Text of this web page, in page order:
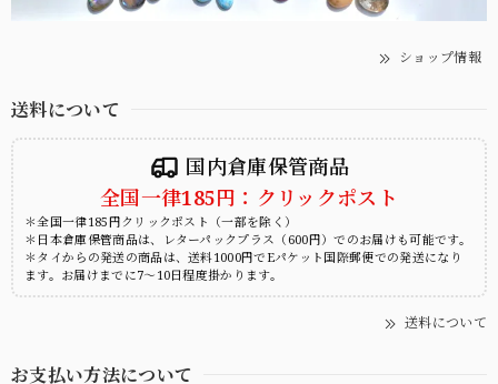
ショップ情報
送料について
国内倉庫保管商品
全国一律185円：クリックポスト
＊全国一律185円クリックポスト（一部を除く）
＊日本倉庫保管商品は、レターパックプラス（600円）でのお届けも可能です。
＊タイからの発送の商品は、送料1000円でEパケット国際郵便での発送になり
ます。お届けまでに7～10日程度掛かります。
送料について
お支払い方法について